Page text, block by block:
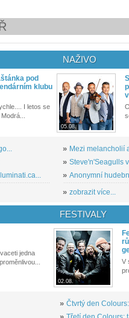
pod
klubu
I letos se
NAŽIVO
05.08.
» Mezi melancholií
» Steve'n'Seagulls
» Anonymní
» zobrazit více...
jedna
FESTIVALY
02.08.
V
» Čtvrtý den